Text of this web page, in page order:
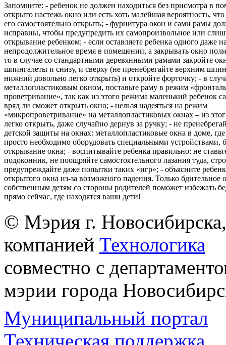
Запомните: - ребенок не должен находиться без присмотра в
открыто настежь окно или есть хоть малейшая вероятность,
его самостоятельно открыть; - фурнитура окон и сами рамы
исправны, чтобы предупредить их самопроизвольное или
открывание ребенком; - если оставляете ребенка одного даже
непродолжительное время в помещении, а закрывать окно
то в случае со стандартными деревянными рамами закройте
шпингалеты и снизу, и сверху (не пренебрегайте верхним
нижний довольно легко открыть) и откройте форточку; - в
металлопластиковым окном, поставьте раму в режим
проветривание», так как из этого режима маленький ребенок
вряд ли сможет открыть окно; - нельзя надеяться на режим
«микропроветривание» на металлопластиковых окнах – из
легко открыть, даже случайно дернув за ручку; - не
детской защиты на окнах: металлопластиковые окна в доме, где
просто необходимо оборудовать специальными
открывание окна; - воспитывайте ребенка правильно: не
подоконник, не поощряйте самостоятельного лазания туда,
предупреждайте даже попытки таких «игр»; - объясните
открытого окна из-за возможного падения. Только бдительное
собственным детям со стороны родителей поможет избежать
прямо сейчас, где находятся ваши дети!
© Мэрия г.
компанией Технологика
совместно с
мэрии города
Муниципальный портал